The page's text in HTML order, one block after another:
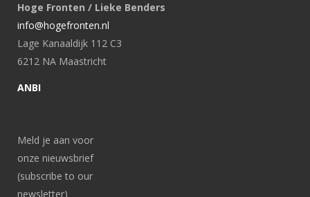
Hoge Fronten / Lieke Benders
info@hogefronten.nl
Lage Kanaaldijk 112 C3
6212 NA Maastricht
ANBI
Meld je aan voor
onze nieuwsbrief
(subscribe to our
newsletter)